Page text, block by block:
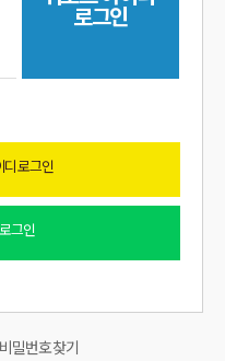
로그인
로그인
그인
밀번호 찾기